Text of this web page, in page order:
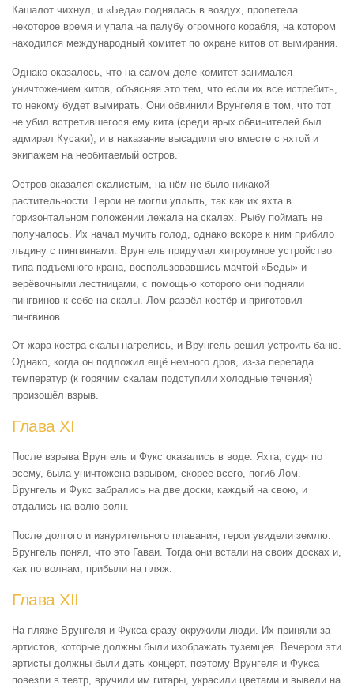
Кашалот чихнул, и «Беда» поднялась в воздух, пролетела
некоторое время и упала на палубу огромного корабля, на котором
находился международный комитет по охране китов от вымирания.
Однако оказалось, что на самом деле комитет занимался
уничтожением китов, объясняя это тем, что если их все истребить,
то некому будет вымирать. Они обвинили Врунгеля в том, что тот
не убил встретившегося ему кита (среди ярых обвинителей был
адмирал Кусаки), и в наказание высадили его вместе с яхтой и
экипажем на необитаемый остров.
Остров оказался скалистым, на нём не было никакой
растительности. Герои не могли уплыть, так как их яхта в
горизонтальном положении лежала на скалах. Рыбу поймать не
получалось. Их начал мучить голод, однако вскоре к ним прибило
льдину с пингвинами. Врунгель придумал хитроумное устройство
типа подъёмного крана, воспользовавшись мачтой «Беды» и
верёвочными лестницами, с помощью которого они подняли
пингвинов к себе на скалы. Лом развёл костёр и приготовил
пингвинов.
От жара костра скалы нагрелись, и Врунгель решил устроить баню.
Однако, когда он подложил ещё немного дров, из-за перепада
температур (к горячим скалам подступили холодные течения)
произошёл взрыв.
Глава XI
После взрыва Врунгель и Фукс оказались в воде. Яхта, судя по
всему, была уничтожена взрывом, скорее всего, погиб Лом.
Врунгель и Фукс забрались на две доски, каждый на свою, и
отдались на волю волн.
После долгого и изнурительного плавания, герои увидели землю.
Врунгель понял, что это Гаваи. Тогда они встали на своих досках и,
как по волнам, прибыли на пляж.
Глава XII
На пляже Врунгеля и Фукса сразу окружили люди. Их приняли за
артистов, которые должны были изображать туземцев. Вечером эти
артисты должны были дать концерт, поэтому Врунгеля и Фукса
повезли в театр, вручили им гитары, украсили цветами и вывели на